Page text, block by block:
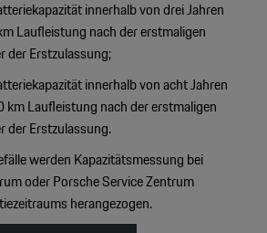
innerhalb von drei Jahren
Laufleistung nach der erstmaligen
der Erstzulassung;
innerhalb von acht Jahren
Laufleistung nach der erstmaligen
der Erstzulassung.
werden Kapazitätsmessung bei
oder Porsche Service Zentrum
herangezogen.